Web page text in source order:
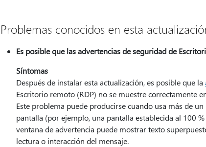
Problemas conocidos en esta
Es posible que las advertencias de seguridad de
Síntomas
Después de instalar esta actualización, es posible que la
Escritorio remoto (RDP) no se muestre correctamente
Este problema puede producirse cuando usa más de
pantalla (por ejemplo, una pantalla establecida al 100
ventana de advertencia puede mostrar texto
lectura o interacción del mensaje.